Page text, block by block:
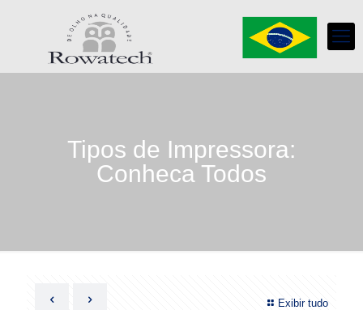
Tipos de Impressora:
Conheca Todos
Exibir tudo